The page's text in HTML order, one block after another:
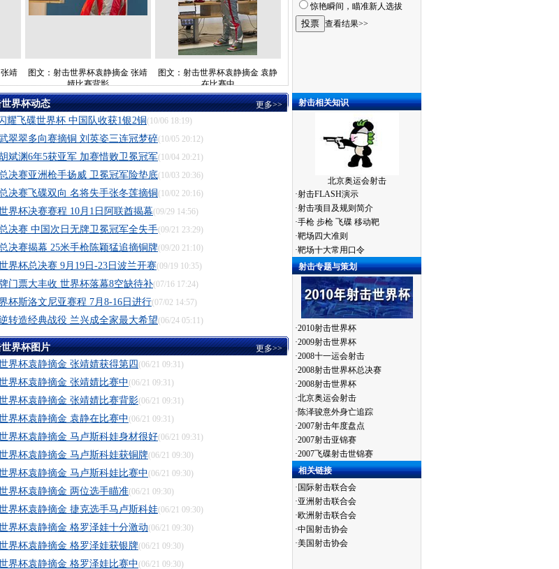
靖
图文：射击世界杯袁静摘金 张靖
婧比赛背影
图文：射击世界杯袁静摘金 袁静
在比赛中
惊艳瞬间，瞄准新人选拔
查看结果>>
更多>>
世界杯动态
耀飞碟世界杯 中国队收获1银2铜 (10/06 18:19)
翠翠多向赛摘铜 刘英姿三连冠梦碎(10/05 20:12)
斌渊6年5获亚军 加赛惜败卫冕冠军(10/04 20:21)
决赛亚洲枪手扬威 卫冕冠军险垫底(10/03 20:36)
决赛飞碟双向 名将失手张冬莲摘铜 (10/02 20:16)
界杯决赛赛程 10月1日阿联酋揭幕(09/29 14:56)
决赛 中国次日无牌卫冕冠军全失手(09/21 23:29)
决赛揭幕 25米手枪陈颖猛追摘铜牌(09/20 21:10)
界杯总决赛 9月19日-23日波兰开赛(09/19 10:35)
门票大丰收 世界杯落幕8空缺待补(07/16 17:24)
杯斯洛文尼亚赛程 7月8-16日进行(07/02 14:57)
转造经典战役 兰兴成全家最大希望(06/24 05:11)
更多>>
世界杯图片
界杯袁静摘金 张靖婧获得第四 (06/21 09:31)
界杯袁静摘金 张靖婧比赛中(06/21 09:31)
界杯袁静摘金 张靖婧比赛背影(06/21 09:31)
界杯袁静摘金 袁静在比赛中(06/21 09:31)
界杯袁静摘金 马卢斯科娃身材很好(06/21 09:31)
界杯袁静摘金 马卢斯科娃获铜牌(06/21 09:30)
界杯袁静摘金 马卢斯科娃比赛中(06/21 09:30)
界杯袁静摘金 两位选手瞄准(06/21 09:30)
界杯袁静摘金 捷克选手马卢斯科娃(06/21 09:30)
界杯袁静摘金 格罗泽娃十分激动(06/21 09:30)
界杯袁静摘金 格罗泽娃获银牌(06/21 09:30)
界杯袁静摘金 格罗泽娃比赛中(06/21 09:30)
射击相关知识
北京奥运会射击
·射击FLASH演示
·射击项目及规则简介
·手枪 步枪 飞碟 移动靶
·靶场四大准则
·靶场十大常用口令
射击专题与策划
·2010射击世界杯
·2009射击世界杯
·2008十一运会射击
·2008射击世界杯总决赛
·2008射击世界杯
·北京奥运会射击
·陈泽骏意外身亡追踪
·2007射击年度盘点
·2007射击亚锦赛
·2007飞碟射击世锦赛
相关链接
· 国际射击联合会
·亚洲射击联合会
·欧洲射击联合会
·中国射击协会
·美国射击协会